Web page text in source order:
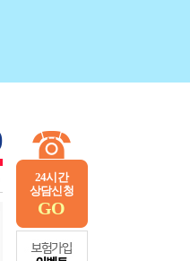
24시간
상담신청
GO